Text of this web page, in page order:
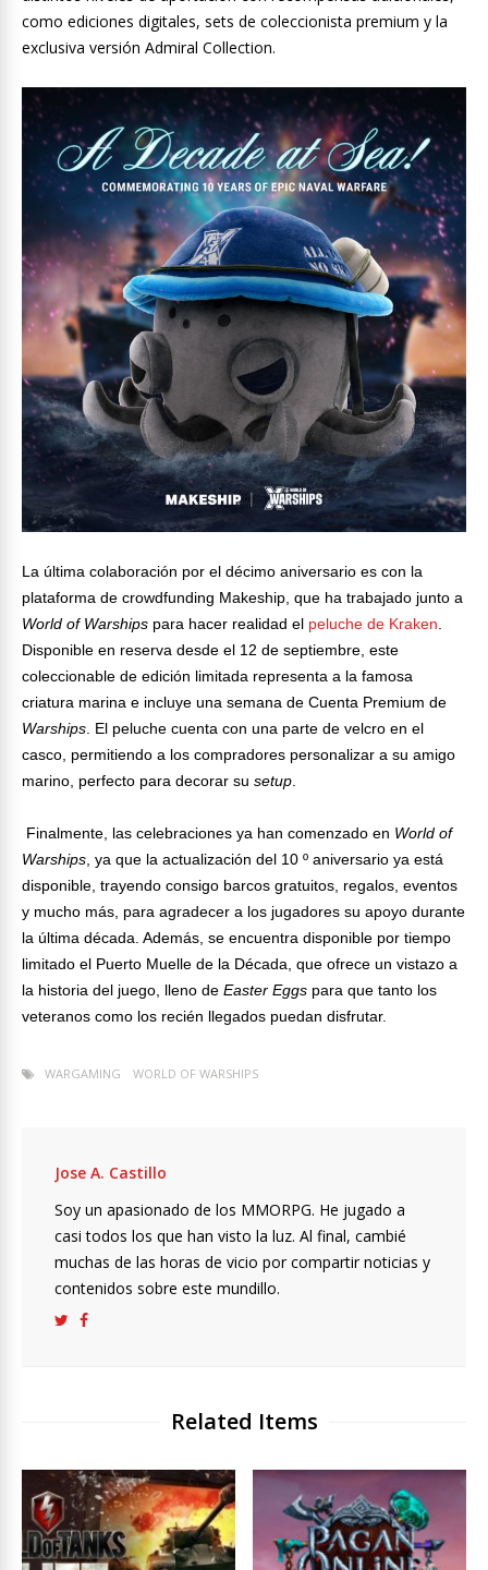
como ediciones digitales, sets de coleccionista premium y la
exclusiva versión Admiral Collection.
La última colaboración por el décimo aniversario es con la
plataforma de crowdfunding Makeship, que ha trabajado junto a
World of Warships para hacer realidad el peluche de Kraken.
Disponible en reserva desde el 12 de septiembre, este
coleccionable de edición limitada representa a la famosa
criatura marina e incluye una semana de Cuenta Premium de
Warships. El peluche cuenta con una parte de velcro en el
casco, permitiendo a los compradores personalizar a su amigo
marino, perfecto para decorar su setup.
Finalmente, las celebraciones ya han comenzado en World of
Warships, ya que la actualización del 10 º aniversario ya está
disponible, trayendo consigo barcos gratuitos, regalos, eventos
y mucho más, para agradecer a los jugadores su apoyo durante
la última década. Además, se encuentra disponible por tiempo
limitado el Puerto Muelle de la Década, que ofrece un vistazo a
la historia del juego, lleno de Easter Eggs para que tanto los
veteranos como los recién llegados puedan disfrutar.
WARGAMING WORLD OF WARSHIPS
Jose A. Castillo
Soy un apasionado de los MMORPG. He jugado a
casi todos los que han visto la luz. Al final, cambié
muchas de las horas de vicio por compartir noticias y
contenidos sobre este mundillo.
Related Items